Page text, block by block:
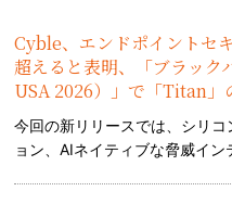
Cyble、エンドポイントセ
超えると表明、「ブラッ
USA 2026）」で「Titan」
今回の新リリースでは、シリ
ョン、AIネイティブな脅威イン